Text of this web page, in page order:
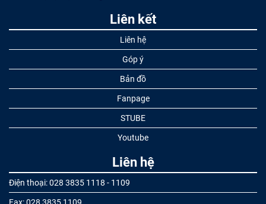
Liên kết
Liên hệ
Góp ý
Bản đồ
Fanpage
STUBE
Youtube
Liên hệ
Điện thoại: 028 3835 1118 - 1109
Fax: 028 3835 1109